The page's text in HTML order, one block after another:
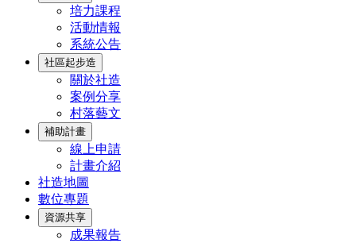
培力課程
活動情報
系統公告
社區起步造
關於社造
案例分享
村落藝文
補助計畫
線上申請
計畫介紹
社造地圖
數位專題
資源共享
成果報告